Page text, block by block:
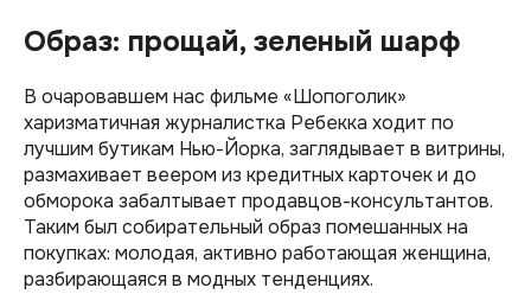
Образ: прощай, зеленый шарф
В очаровавшем нас фильме «Шопоголик»
харизматичная журналистка Ребекка ходит по
лучшим бутикам Нью-Йорка, заглядывает в витрины,
размахивает веером из кредитных карточек и до
обморока забалтывает продавцов-консультантов.
Таким был собирательный образ помешанных на
покупках: молодая, активно работающая женщина,
разбирающаяся в модных тенденциях.